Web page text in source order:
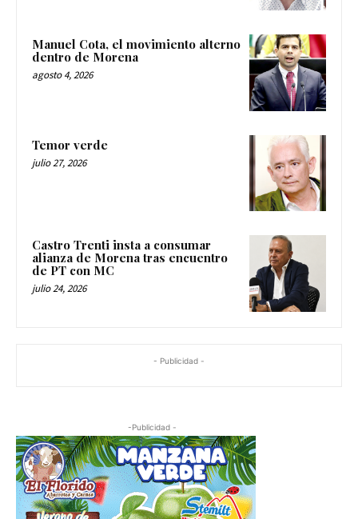
Manuel Cota, el movimiento alterno
dentro de Morena
agosto 4, 2026
Temor verde
julio 27, 2026
Castro Trenti insta a consumar
alianza de Morena tras encuentro
de PT con MC
julio 24, 2026
- Publicidad -
-Publicidad -